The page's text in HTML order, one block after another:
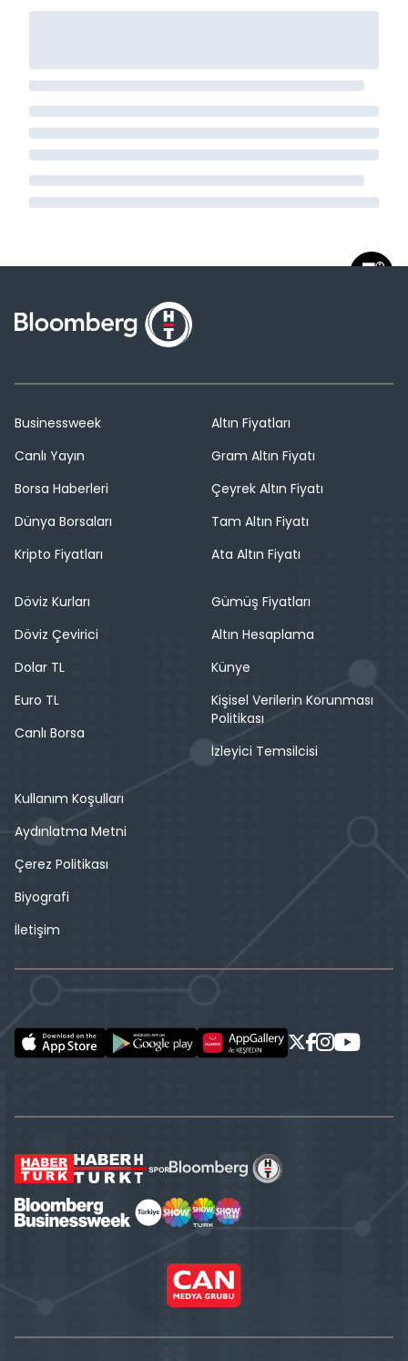
Businessweek
Canlı Yayın
Borsa Haberleri
Dünya Borsaları
Kripto Fiyatları
Altın Fiyatları
Gram Altın Fiyatı
Çeyrek Altın Fiyatı
Tam Altın Fiyatı
Ata Altın Fiyatı
Döviz Kurları
Döviz Çevirici
Dolar TL
Euro TL
Canlı Borsa
Gümüş Fiyatları
Altın Hesaplama
Künye
Kişisel Verilerin Korunması
Politikası
İzleyici Temsilcisi
Kullanım Koşulları
Aydınlatma Metni
Çerez Politikası
Biyografi
İletişim